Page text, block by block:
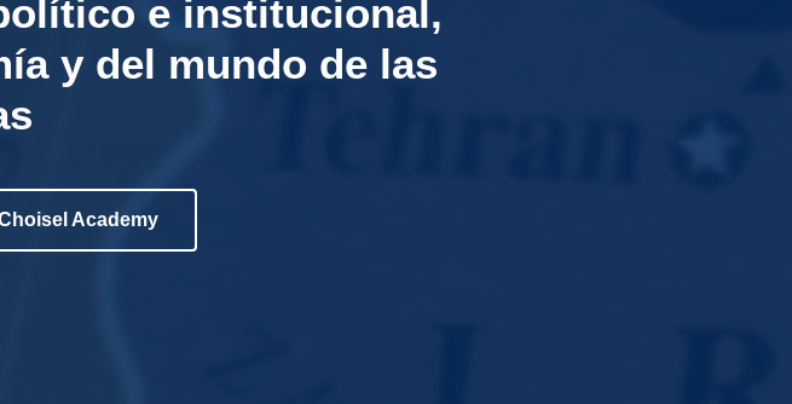
e institucional,
y del mundo de las
Academy